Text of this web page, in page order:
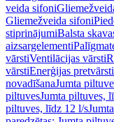
veida sifoni
Gliemežveida sifoni
stiprinājumiBalsta
aizsargelementi
vārstiVentilācijas vārsti
vārstiEnerģijas pretvārsti
novadīšanaJumta
piltuvesJumta piltuves,
piltuves, līdz 12 l/s